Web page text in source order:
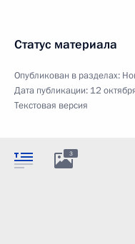
Статус материала
Опубликован в разделах:
Дата публикации: 12
Текстовая версия
3